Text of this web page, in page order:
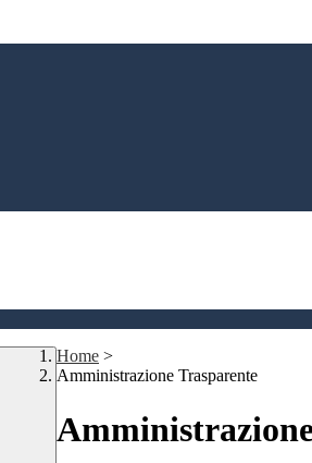
Home >
Amministrazione Trasparente